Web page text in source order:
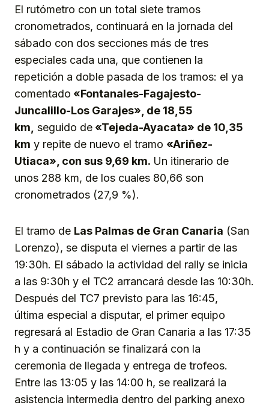
El rutómetro con un total siete tramos
cronometrados, continuará en la jornada del
sábado con dos secciones más de tres
especiales cada una, que contienen la
repetición a doble pasada de los tramos: el ya
comentado «Fontanales-Fagajesto-
Juncalillo-Los Garajes», de 18,55
km, seguido de «Tejeda-Ayacata» de 10,35
km y repite de nuevo el tramo «Ariñez-
Utiaca», con sus 9,69 km. Un itinerario de
unos 288 km, de los cuales 80,66 son
cronometrados (27,9 %).
El tramo de Las Palmas de Gran Canaria (San
Lorenzo), se disputa el viernes a partir de las
19:30h. El sábado la actividad del rally se inicia
a las 9:30h y el TC2 arrancará desde las 10:30h.
Después del TC7 previsto para las 16:45,
última especial a disputar, el primer equipo
regresará al Estadio de Gran Canaria a las 17:35
h y a continuación se finalizará con la
ceremonia de llegada y entrega de trofeos.
Entre las 13:05 y las 14:00 h, se realizará la
asistencia intermedia dentro del parking anexo